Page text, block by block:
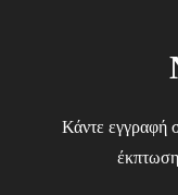
Κάντε εγγραφή